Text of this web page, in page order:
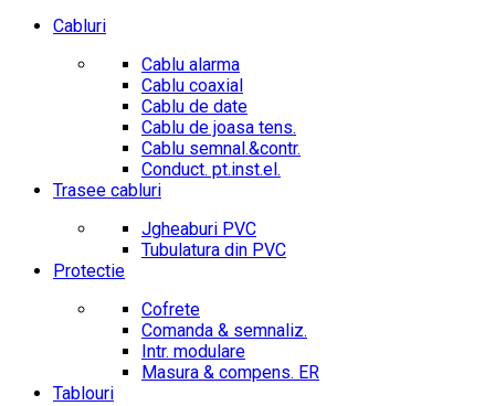
Cabluri
Cablu alarma
Cablu coaxial
Cablu de date
Cablu de joasa tens.
Cablu semnal.&contr.
Conduct. pt.inst.el.
Trasee cabluri
Jgheaburi PVC
Tubulatura din PVC
Protectie
Cofrete
Comanda & semnaliz.
Intr. modulare
Masura & compens. ER
Tablouri